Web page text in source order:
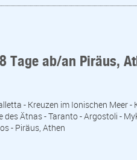
Tage ab/an Piräus,
- Kreuzen im Ionischen Meer -
des Ätnas - Taranto - Argostoli -
- Piräus, Athen